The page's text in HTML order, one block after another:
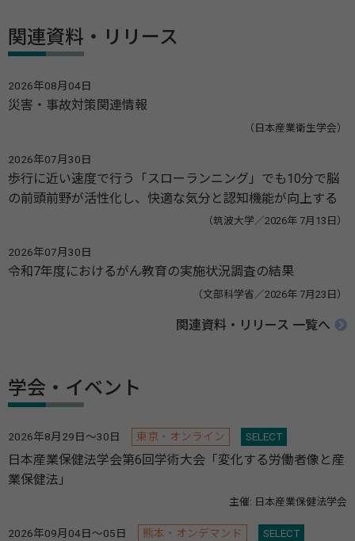
関連資料・リリース
2026年08月04日
災害・事故対策関連情報
（日本産業衛生学会）
2026年07月30日
歩行に近い速度で行う「スローランニング」でも10分で脳
の前頭前野が活性化し、快適な気分と認知機能が向上する
（筑波大学／2026年 7月13日）
2026年07月30日
令和7年度におけるがん教育の実施状況調査の結果
（文部科学省／2026年 7月23日）
関連資料・リリース 一覧へ
学会・イベント
2026年8月29日～30日 東京・オンライン SELECT
日本産業保健法学会第6回学術大会「変化する労働者像と産
業保健法」
主催: 日本産業保健法学会
2026年09月04日～05日 熊本・オンデマンド SELECT